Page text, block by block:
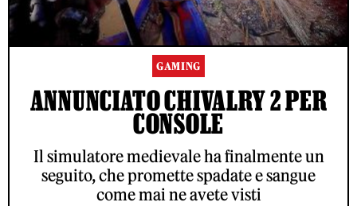
GAMING
ANNUNCIATO CHIVALRY 2 PER
CONSOLE
Il simulatore medievale ha finalmente un
seguito, che promette spadate e sangue
come mai ne avete visti